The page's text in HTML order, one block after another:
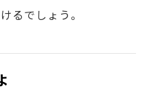
るでしょう。